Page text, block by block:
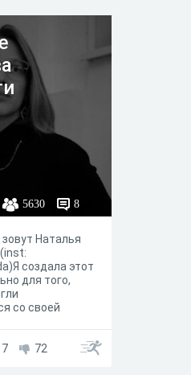
Эриксона
При
и
в
5630 8
Наталья
создала этот
для того,
со своей
самими собой.
7 72